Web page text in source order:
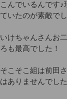
こんでいるんです
ていたのが素敵で
いけちゃんさんお
ろも最高でした！
そこそこ組は前田
はありませんでし